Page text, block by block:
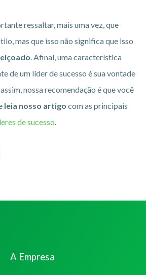
ressaltar, mais uma vez, que
mas que isso não significa que isso
. Afinal, uma característica
de um líder de sucesso é sua vontade
nossa recomendação é que você
leia nosso artigo com as principais
de sucesso.
A Empresa